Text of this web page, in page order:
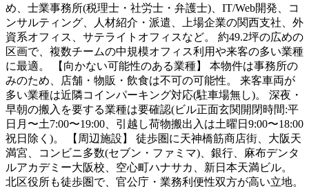
め、士業事務所(税理士・社労士・弁護士)、IT/Web開発、コ
ンサルティング、人材紹介・派遣、上場企業の関西支社、外
資系オフィス、サテライトオフィスなど。 約49.2坪の広めの
区画で、複数チームの中規模オフィス利用や来客の多い業種
に最適。 【向かない可能性のある業種】 本物件は事務所の
みのため、店舗・物販・飲食は不可の可能性。 来客車両が
多い業種は近隣コインパーキング対応(駐車場無し)。 深夜・
早朝の搬入を要する業種は要確認(ビル正面玄関開閉時間:平
日月〜土7:00〜19:00、引越し荷物搬出入は土曜日9:00〜18:00
祝日除く)。 【周辺施設】 徒歩圏に天神橋筋商店街、大阪天
満宮、コンビニ多数(セブン・ファミマ)、銀行、麻布デンタ
ルアカデミー大阪校、空心町ハナサカ、新日本天満ビル。
北区役所も徒歩圏で、官公庁・業務利便性双方が高い立地。